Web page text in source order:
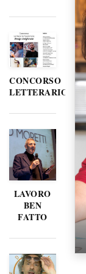
CONCORSO
LETTERARIO
LAVORO
BEN
FATTO